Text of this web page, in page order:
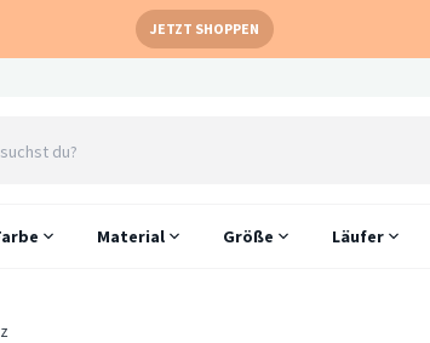
JETZT SHOPPEN
Material Größe Läufer